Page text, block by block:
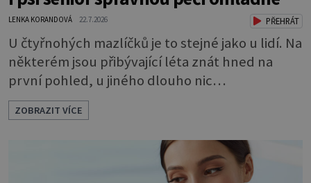
LENKA KORANDOVÁ 22.7.2026 PŘEHRÁT
U čtyřnohých mazlíčků je to stejné jako u lidí. Na
některém jsou přibývající léta znát hned na
první pohled, u jiného dlouho nic
nezaznamenáte. Přesto byste si měli staršího
psa více všímat, aby vám neunikly důležité
signály, že něco není v pořádku. Včasná péče
mu může prodloužit i zkvalitnit život. Hůře
ZOBRAZIT VÍCE